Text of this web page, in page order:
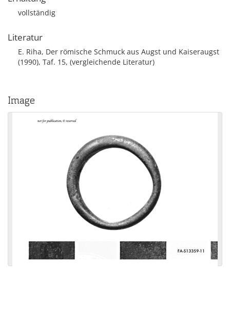
vollständig
Literatur
E. Riha, Der römische Schmuck aus Augst und Kaiseraugst
(1990), Taf. 15, (vergleichende Literatur)
Image